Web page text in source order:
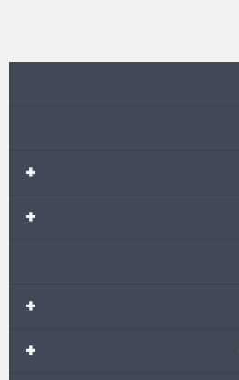
+
+
+
+